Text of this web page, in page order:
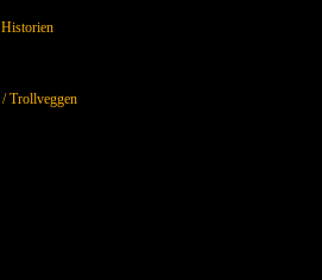
Historien
/Trollveggen